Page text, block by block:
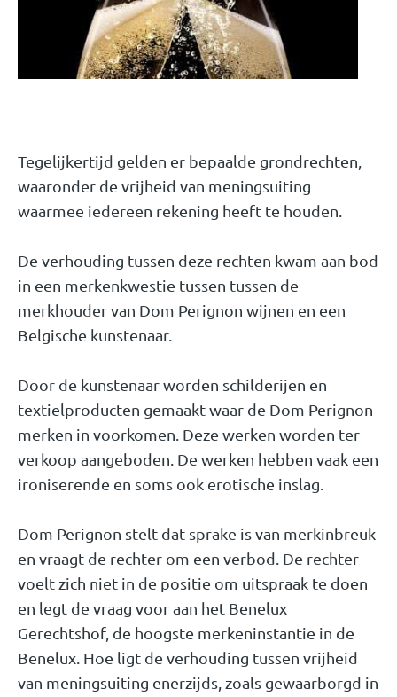
Tegelijkertijd gelden er bepaalde grondrechten,
waaronder de vrijheid van meningsuiting
waarmee iedereen rekening heeft te houden.
De verhouding tussen deze rechten kwam aan bod
in een merkenkwestie tussen tussen de
merkhouder van Dom Perignon wijnen en een
Belgische kunstenaar.
Door de kunstenaar worden schilderijen en
textielproducten gemaakt waar de Dom Perignon
merken in voorkomen. Deze werken worden ter
verkoop aangeboden. De werken hebben vaak een
ironiserende en soms ook erotische inslag.
Dom Perignon stelt dat sprake is van merkinbreuk
en vraagt de rechter om een verbod. De rechter
voelt zich niet in de positie om uitspraak te doen
en legt de vraag voor aan het Benelux
Gerechtshof, de hoogste merkeninstantie in de
Benelux. Hoe ligt de verhouding tussen vrijheid
van meningsuiting enerzijds, zoals gewaarborgd in